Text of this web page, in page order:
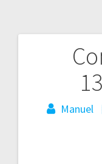
Manuel
entradas